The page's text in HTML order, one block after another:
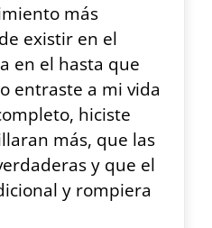
más
existir en el
en el hasta que
entraste a mi vida
hiciste
más, que las
y que el
y rompiera